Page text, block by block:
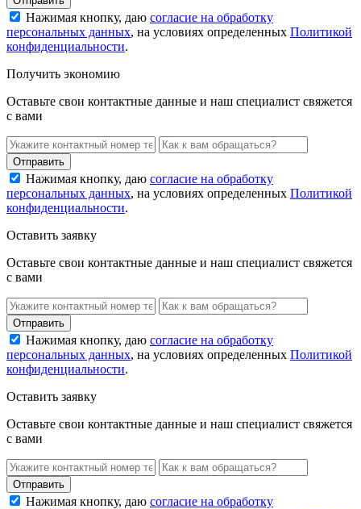
Нажимая кнопку, даю согласие на обработку
персональных данных, на условиях определенных Политикой
конфиденциальности.
Получить экономию
Оставьте свои контактные данные и наш специалист свяжется
с вами
Нажимая кнопку, даю согласие на обработку
персональных данных, на условиях определенных Политикой
конфиденциальности.
Оставить заявку
Оставьте свои контактные данные и наш специалист свяжется
с вами
Нажимая кнопку, даю согласие на обработку
персональных данных, на условиях определенных Политикой
конфиденциальности.
Оставить заявку
Оставьте свои контактные данные и наш специалист свяжется
с вами
Нажимая кнопку, даю согласие на обработку